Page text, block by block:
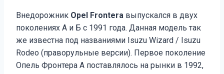
Внедорожник Opel Frontera выпускался в двух
поколениях А и Б с 1991 года. Данная модель так
же известна под названиями Isuzu Wizard / Isuzu
Rodeo (праворульные версии). Первое поколение
Опель Фронтера А поставлялось на рынки в 1992,